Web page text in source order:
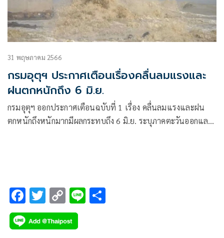
31 พฤษภาคม 2566
กรมอุตุฯ ประกาศเตือนเรื่องคลื่นลมแรงและ
ฝนตกหนักถึง 6 มิ.ย.
กรมอุตุฯ ออกประกาศเตือนฉบับที่ 1 เรื่อง คลื่นลมแรงและฝน
ตกหนักถึงหนักมากมีผลกระทบถึง 6 มิ.ย. ระบุภาคตะวันออกและ
F
ac
e
T
wi
tt
C
o
p
Li